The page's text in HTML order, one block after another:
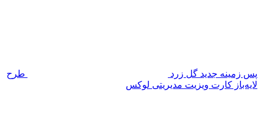
پس زمینه جدید گل زرد
طرح
لایه‌باز کارت ویزیت مدیریتی لوکس